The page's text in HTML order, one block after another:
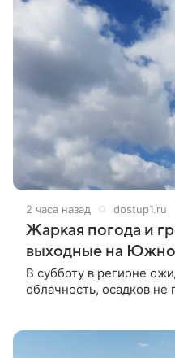
2 часа назад dostup1.ru
Жаркая погода и
выходные на
В субботу в регионе
облачность, осадков не